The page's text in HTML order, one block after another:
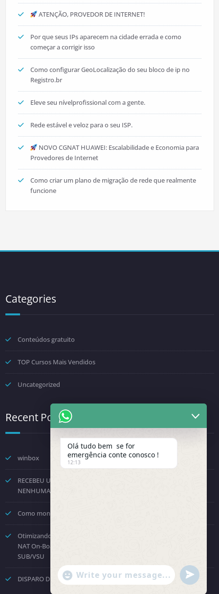
ATENÇÃO, PROVEDOR DE INTERNET!
Por que seus IPs aparecem na cidade errada e como
começar a corrigir isso
Como configurar GeoLocalização do seu bloco de ip no
Registro.br
Eleve seu nívelprofissional com a gente.
Rede estável e veloz para o seu ISP.
NOVO CGNAT HUAWEI: Escalabilidade e Economia para
Provedores de Internet
Como criar um plano de migração de rede que realmente
funcione
Categories
Conteúdos gratuito
TOP Cursos Mais Vendidos
Uncategorized
Recent Posts
winbox
RECEBEU UMA NOTIFICAÇÃO DA FENINFRA? NÃO TOME
NENHUMA DECISÃO POR PRESSÃO.
Como montar um provedor com a Starlink? Passo a passo!
Otimizando o Roteamento e Processamento: Como Desabilitar o
NAT On-Board no Huawei NE8000 e Direcionar para a Placa
SUB/VSU
DISPARO DE COBRANÇAS – API OFICIAL WHATSAPP
Olá tudo bem se for
emergência conte conosco !
12:13
"+chaty_settings.lang.emoji_picker+"
WhatsApp Message
undefined